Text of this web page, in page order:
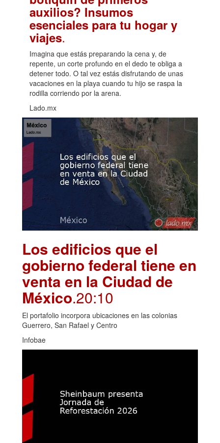
auxilios? Insumos
esenciales para tu hogar y
viajes.
Imagina que estás preparando la cena y, de
repente, un corte profundo en el dedo te obliga a
detener todo. O tal vez estás disfrutando de unas
vacaciones en la playa cuando tu hijo se raspa la
rodilla corriendo por la arena.
Lado.mx
Los edificios que el
gobierno federal tiene en
venta en la Ciudad de
México.20:10
El portafolio incorpora ubicaciones en las colonias
Guerrero, San Rafael y Centro
Infobae